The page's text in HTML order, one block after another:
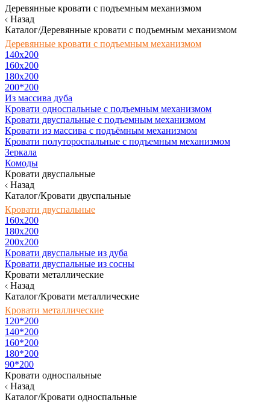
Деревянные кровати с подъемным механизмом
Назад
Каталог/Деревянные кровати с подъемным механизмом
Деревянные кровати с подъемным механизмом
140x200
160х200
180х200
200*200
Из массива дуба
Кровати односпальные с подъемным механизмом
Кровати двуспальные с подъемным механизмом
Кровати из массива с подъёмным механизмом
Кровати полутороспальные с подъемным механизмом
Зеркала
Комоды
Кровати двуспальные
Назад
Каталог/Кровати двуспальные
Кровати двуспальные
160х200
180x200
200x200
Кровати двуспальные из дуба
Кровати двуспальные из сосны
Кровати металлические
Назад
Каталог/Кровати металлические
Кровати металлические
120*200
140*200
160*200
180*200
90*200
Кровати односпальные
Назад
Каталог/Кровати односпальные